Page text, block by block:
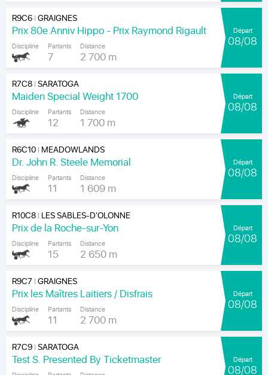
R9C6|GRAIGNES
Prix 80e Anniv Hippo - Prix Raymond Rigault
Discipline Partants
7
Distance
2 700 m
Départ
08/08
R7C8|SARATOGA
Maiden Special Weight 1700
Discipline Partants
12
Distance
1 700 m
Départ
08/08
R6C10| MEADOWLANDS
Dr. John R. Steele Memorial
Discipline Partants
11
Distance
1 609 m
Départ
08/08
R10C8| LES SABLES-D'OLONNE
Prix de la Roche-sur-Yon
Discipline Partants
15
Distance
2 650 m
Départ
08/08
R9C7 |GRAIGNES
Prix les Maîtres Laitiers / Disfrais
Discipline Partants
11
Distance
2 700 m
Départ
08/08
R7C9|SARATOGA
Test S. Presented By Ticketmaster Départ
08/08